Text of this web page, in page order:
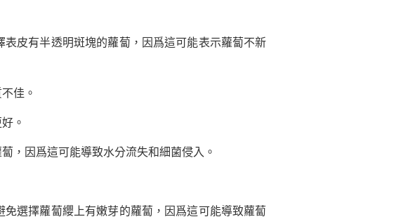
皮有半透明斑塊的蘿蔔，因爲這可能表示蘿蔔不新
佳。
。
，因爲這可能導致水分流失和細菌侵入。
選擇蘿蔔纓上有嫩芽的蘿蔔，因爲這可能導致蘿蔔